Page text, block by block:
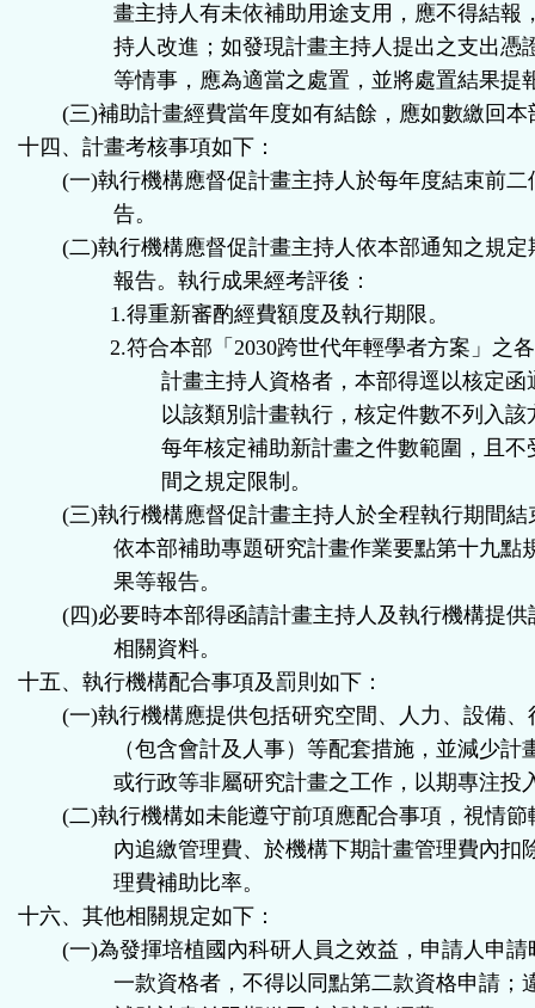
畫主持人有未依補助用途支用，應不得結報
持人改進；如發現計畫主持人提出之支出憑
等情事，應為適當之處置，並將處置結果提
(三)補助計畫經費當年度如有結餘，應如數繳回本
十四、 計畫考核事項如下：
(一)執行機構應督促計畫主持人於每年度結束前
告。
(二)執行機構應督促計畫主持人依本部通知之規
報告。執行成果經考評後：
1.得重新審酌經費額度及執行期限。
2.符合本部「2030跨世代年輕學者方案」之
計畫主持人資格者，本部得逕以核定函
以該類別計畫執行，核定件數不列入該
每年核定補助新計畫之件數範圍，且不
間之規定限制。
(三)執行機構應督促計畫主持人於全程執行期間
依本部補助專題研究計畫作業要點第十九點
果等報告。
(四)必要時本部得函請計畫主持人及執行機構提
相關資料。
十五、執行機構配合事項及罰則如下：
(一)執行機構應提供包括研究空間、人力、設備
（包含會計及人事）等配套措施，並減少計
或行政等非屬研究計畫之工作，以期專注投
(二)執行機構如未能遵守前項應配合事項，視情
內追繳管理費、於機構下期計畫管理費內扣
理費補助比率。
十六、其他相關規定如下：
(一)為發揮培植國內科研人員之效益，申請人申
一款資格者，不得以同點第二款資格申請；